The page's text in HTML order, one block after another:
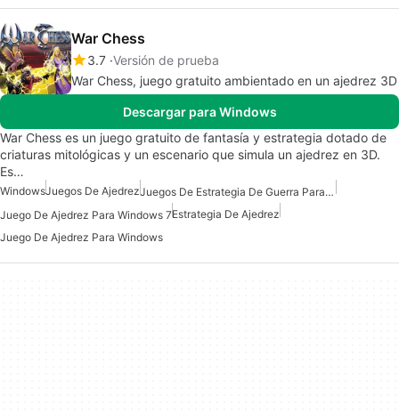
War Chess
3.7 Versión de prueba
War Chess, juego gratuito ambientado en un ajedrez 3D
Descargar para Windows
War Chess es un juego gratuito de fantasía y estrategia dotado de
criaturas mitológicas y un escenario que simula un ajedrez en 3D.
Es…
WindowsJuegos De Ajedrez
Juegos De Estrategia De Guerra Para Windows
Juego De Ajedrez Para Windows 7Estrategia De Ajedrez
Juego De Ajedrez Para Windows